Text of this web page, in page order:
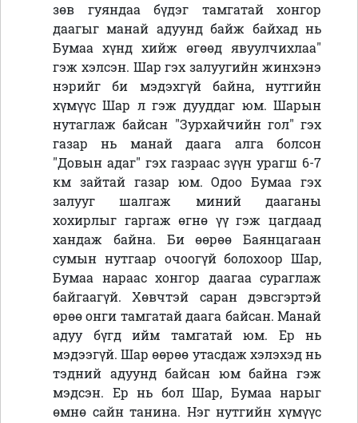
зөв гуяндаа бүдэг тамгатай хонгор
даагыг манай адуунд байж байхад нь
Бумаа хүнд хийж өгөөд явуулчихлаа"
гэж хэлсэн. Шар гэх залуугийн жинхэнэ
нэрийг би мэдэхгүй байна, нутгийн
хүмүүс Шар л гэж дууддаг юм. Шарын
нутаглаж байсан "Зурхайчийн гол" гэх
газар нь манай даага алга болсон
"Довын адаг" гэх газраас зүүн урагш 6-7
км зайтай газар юм. Одоо Бумаа гэх
залууг шалгаж миний дааганы
хохирлыг гаргаж өгнө үү гэж цагдаад
хандаж байна. Би өөрөө Баянцагаан
сумын нутгаар очоогүй болохоор Шар,
Бумаа нараас хонгор даагаа сураглаж
байгаагүй. Хөвчтэй саран дэвсгэртэй
өрөө онги тамгатай даага байсан. Манай
адуу бүгд ийм тамгатай юм. Ер нь
мэдээгүй. Шар өөрөө утасдаж хэлэхэд нь
тэдний адуунд байсан юм байна гэж
мэдсэн. Ер нь бол Шар, Бумаа нарыг
өмнө сайн танина. Нэг нутгийн хүмүүс